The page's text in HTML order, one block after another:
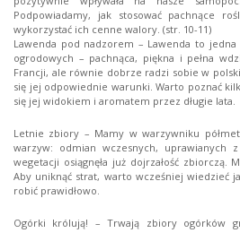
Podpowiadamy, jak stosować pachnące
wykorzystać ich cenne walory. (str. 10-11)
Lawenda pod nadzorem – Lawenda to
ogrodowych – pachnąca, piękna i pełna
Francji, ale równie dobrze radzi sobie w
się jej odpowiednie warunki. Warto poznać
się jej widokiem i aromatem przez długie lata.
Letnie zbiory – Mamy w warzywniku
warzyw: odmian wczesnych,
wegetacji osiągnęła już dojrzałość zbiorczą.
Aby uniknąć strat, warto wcześniej wiedzieć
robić prawidłowo.
Ogórki królują! – Trwają zbiory ogórków